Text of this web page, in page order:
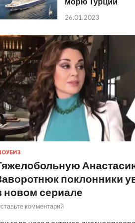
26.01.2023
поклонники
новом сериале
комментарий